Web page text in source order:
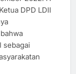
DPD LDII
sebagai